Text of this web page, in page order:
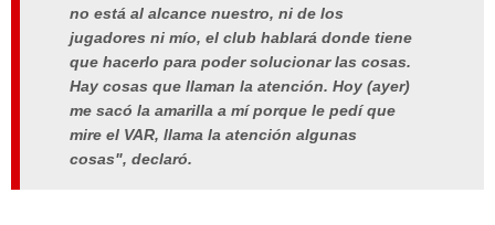
no está al alcance nuestro, ni de los
jugadores ni mío, el club hablará donde tiene
que hacerlo para poder solucionar las cosas.
Hay cosas que llaman la atención. Hoy (ayer)
me sacó la amarilla a mí porque le pedí que
mire el VAR, llama la atención algunas
cosas", declaró.